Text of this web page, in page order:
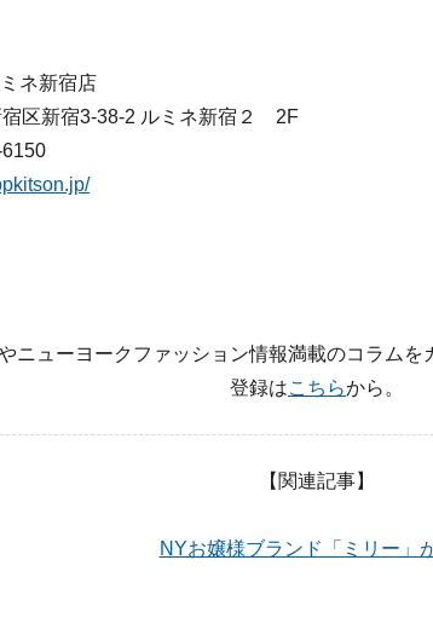
ネ新宿店
区新宿3-38-2 ルミネ新宿２ 2F
ニューヨークファッション情報満載のコラムを
登録はこちらから。
【関連記事】
NYお嬢様ブランド「ミリー」